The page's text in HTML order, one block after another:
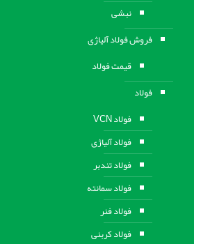
نبشی
فروش فولاد آلیاژی
قیمت فولاد
فولاد
فولاد VCN
فولاد آلیاژی
فولاد تندبر
فولاد سمانته
فولاد فنر
فولاد کربنی